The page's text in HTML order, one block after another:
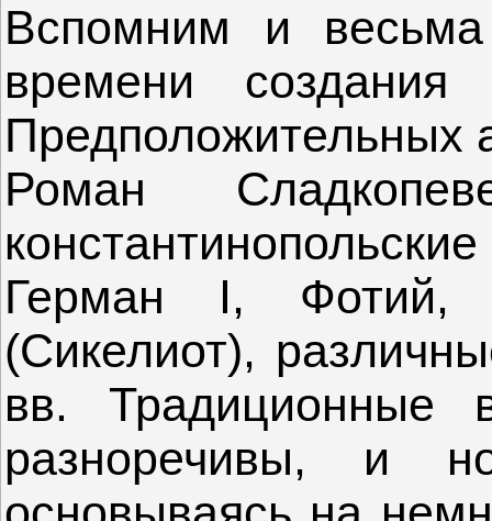
Вспомним и
времени
Предположительных
Роман
Герман I, Фотий,
(Сикелиот),
вв. Традиционные
разноречивы, и